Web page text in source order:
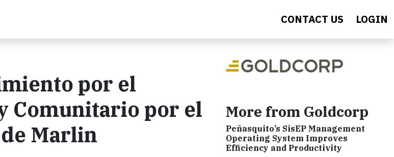
CONTACT US LOGIN
por el
Comunitario por el
Marlin
More from Goldcorp
Peñasquito’s SisEP Management
Operating System Improves
Efficiency and Productivity